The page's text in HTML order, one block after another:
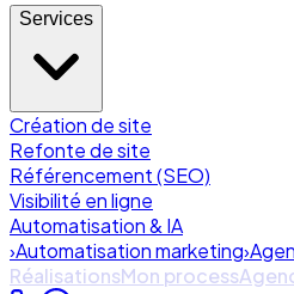
Services
Création de site
Refonte de site
Référencement (SEO)
Visibilité en ligne
Automatisation & IA
›Automatisation marketing›
RéalisationsMon process